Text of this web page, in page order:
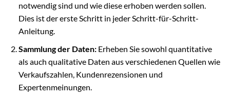
notwendig sind und wie diese erhoben werden sollen.
Dies ist der erste Schritt in jeder Schritt-für-Schritt-
Anleitung.
Sammlung der Daten: Erheben Sie sowohl quantitative
als auch qualitative Daten aus verschiedenen Quellen wie
Verkaufszahlen, Kundenrezensionen und
Expertenmeinungen.